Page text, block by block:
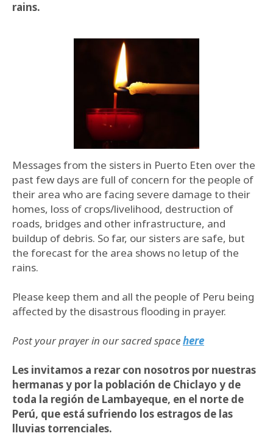
rains.
Messages from the sisters in Puerto Eten over the
past few days are full of concern for the people of
their area who are facing severe damage to their
homes, loss of crops/livelihood, destruction of
roads, bridges and other infrastructure, and
buildup of debris. So far, our sisters are safe, but
the forecast for the area shows no letup of the
rains.
Please keep them and all the people of Peru being
affected by the disastrous flooding in prayer.
Post your prayer in our sacred spacehere
Les invitamos a rezar con nosotros por nuestras
hermanas y por la población de Chiclayo y de
toda la región de Lambayeque, en el norte de
Perú, que está sufriendo los estragos de las
lluvias torrenciales.